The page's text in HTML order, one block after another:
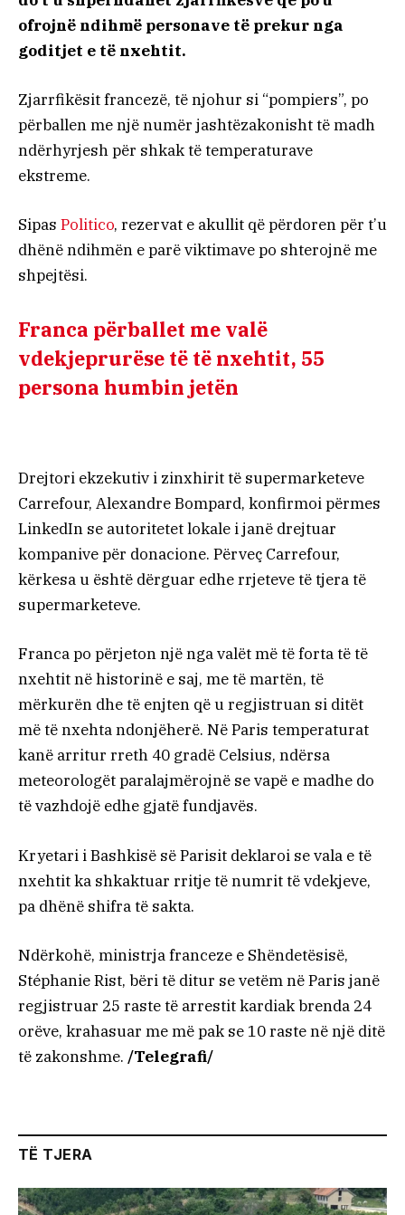
ofrojnë ndihmë personave të prekur nga
goditjet e të nxehtit.
Zjarrfikësit francezë, të njohur si “pompiers”, po
përballen me një numër jashtëzakonisht të madh
ndërhyrjesh për shkak të temperaturave
ekstreme.
Sipas Politico, rezervat e akullit që përdoren për t’u
dhënë ndihmën e parë viktimave po shterojnë me
shpejtësi.
Franca përballet me valë
vdekjeprurëse të të nxehtit, 55
persona humbin jetën
Drejtori ekzekutiv i zinxhirit të supermarketeve
Carrefour, Alexandre Bompard, konfirmoi përmes
LinkedIn se autoritetet lokale i janë drejtuar
kompanive për donacione. Përveç Carrefour,
kërkesa u është dërguar edhe rrjeteve të tjera të
supermarketeve.
Franca po përjeton një nga valët më të forta të të
nxehtit në historinë e saj, me të martën, të
mërkurën dhe të enjten që u regjistruan si ditët
më të nxehta ndonjëherë. Në Paris temperaturat
kanë arritur rreth 40 gradë Celsius, ndërsa
meteorologët paralajmërojnë se vapë e madhe do
të vazhdojë edhe gjatë fundjavës.
Kryetari i Bashkisë së Parisit deklaroi se vala e të
nxehtit ka shkaktuar rritje të numrit të vdekjeve,
pa dhënë shifra të sakta.
Ndërkohë, ministrja franceze e Shëndetësisë,
Stéphanie Rist, bëri të ditur se vetëm në Paris janë
regjistruar 25 raste të arrestit kardiak brenda 24
orëve, krahasuar me më pak se 10 raste në një ditë
të zakonshme. /Telegrafi/
TË TJERA